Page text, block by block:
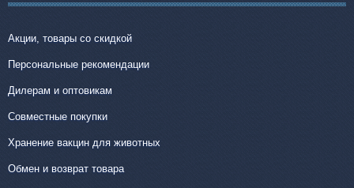
Акции, товары со скидкой
Персональные рекомендации
Дилерам и оптовикам
Совместные покупки
Хранение вакцин для животных
Обмен и возврат товара